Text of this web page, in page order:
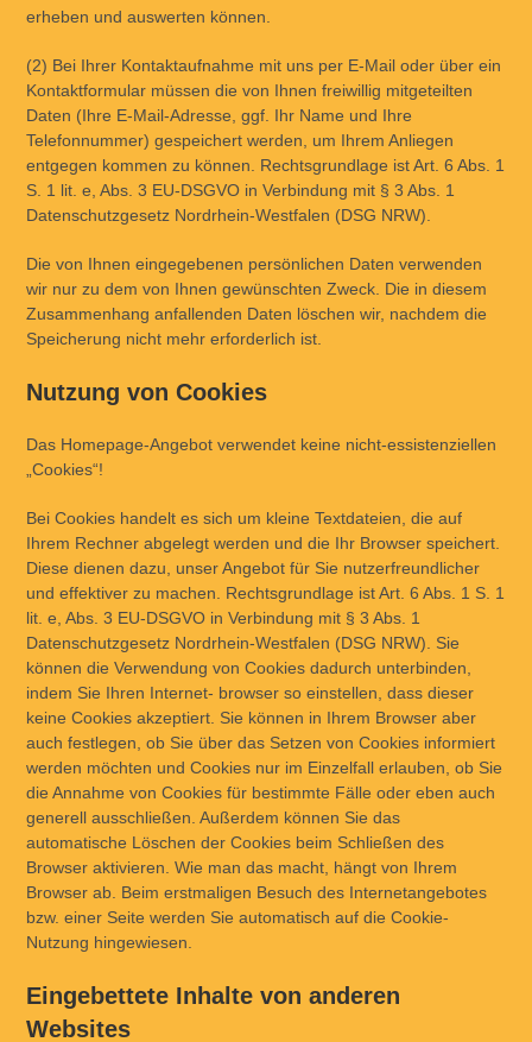
erheben und auswerten können.
(2) Bei Ihrer Kontaktaufnahme mit uns per E-Mail oder über ein
Kontaktformular müssen die von Ihnen freiwillig mitgeteilten
Daten (Ihre E-Mail-Adresse, ggf. Ihr Name und Ihre
Telefonnummer) gespeichert werden, um Ihrem Anliegen
entgegen kommen zu können. Rechtsgrundlage ist Art. 6 Abs. 1
S. 1 lit. e, Abs. 3 EU-DSGVO in Verbindung mit § 3 Abs. 1
Datenschutzgesetz Nordrhein-Westfalen (DSG NRW).
Die von Ihnen eingegebenen persönlichen Daten verwenden
wir nur zu dem von Ihnen gewünschten Zweck. Die in diesem
Zusammenhang anfallenden Daten löschen wir, nachdem die
Speicherung nicht mehr erforderlich ist.
Nutzung von Cookies
Das Homepage-Angebot verwendet keine nicht-essistenziellen
„Cookies“!
Bei Cookies handelt es sich um kleine Textdateien, die auf
Ihrem Rechner abgelegt werden und die Ihr Browser speichert.
Diese dienen dazu, unser Angebot für Sie nutzerfreundlicher
und effektiver zu machen. Rechtsgrundlage ist Art. 6 Abs. 1 S. 1
lit. e, Abs. 3 EU-DSGVO in Verbindung mit § 3 Abs. 1
Datenschutzgesetz Nordrhein-Westfalen (DSG NRW). Sie
können die Verwendung von Cookies dadurch unterbinden,
indem Sie Ihren Internet- browser so einstellen, dass dieser
keine Cookies akzeptiert. Sie können in Ihrem Browser aber
auch festlegen, ob Sie über das Setzen von Cookies informiert
werden möchten und Cookies nur im Einzelfall erlauben, ob Sie
die Annahme von Cookies für bestimmte Fälle oder eben auch
generell ausschließen. Außerdem können Sie das
automatische Löschen der Cookies beim Schließen des
Browser aktivieren. Wie man das macht, hängt von Ihrem
Browser ab. Beim erstmaligen Besuch des Internetangebotes
bzw. einer Seite werden Sie automatisch auf die Cookie-
Nutzung hingewiesen.
Eingebettete Inhalte von anderen
Websites